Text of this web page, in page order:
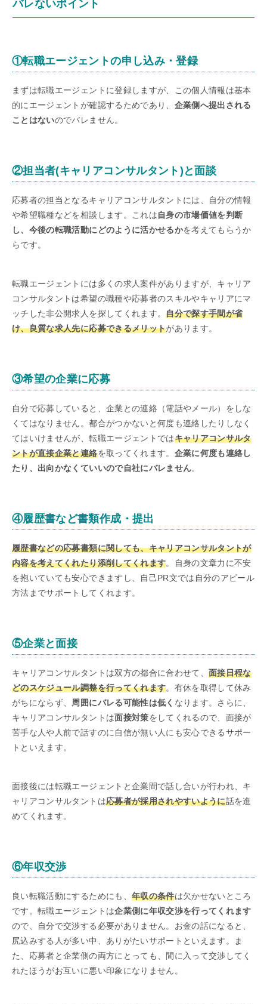
バレないポイント
①転職エージェントの申し込み・登録
まずは転職エージェントに登録しますが、この個人情報は基本
的にエージェントが確認するためであり、 企業側へ提出される
ことはないのでバレません。
②担当者(キャリアコンサルタント)と面談
応募者の担当となるキャリアコンサルタントには、自分の情報
や希望職種などを相談します。これは自身の市場価値を判断
し、今後の転職活動にどのように活かせるかを考えてもらうか
らです。
転職エージェントには多くの求人案件がありますが、キャリア
コンサルタントは希望の職種や応募者のスキルやキャリアにマ
ッチした非公開求人を探してくれます。自分で探す手間が省
け、良質な求人先に応募できるメリットがあります。
③希望の企業に応募
自分で応募していると、企業との連絡（電話やメール）をしな
くてはなりません。都合がつかないと何度も連絡したりしなく
てはいけませんが、転職エージェントではキャリアコンサルタ
ントが直接企業と連絡を取ってくれます。 企業に何度も連絡し
たり、出向かなくていいので自社にバレません。
④履歴書など書類作成・提出
履歴書などの応募書類に関しても、キャリアコンサルタントが
内容を考えてくれたり添削してくれます。自身の文章力に不安
を抱いていても安心できますし、自己PR文では自分のアピール
方法までサポートしてくれます。
⑤企業と面接
キャリアコンサルタントは双方の都合に合わせて、面接日程な
どのスケジュール調整を行ってくれます。有休を取得して休み
がちにならず、 周囲にバレる可能性は低く なります。さらに、
キャリアコンサルタントは面接対策をしてくれるので、面接が
苦手な人や人前で話すのに自信が無い人にも安心できるサポー
トといえます。
面接後には転職エージェントと企業間で話し合いが行われ、キ
ャリアコンサルタントは応募者が採用されやすいように話を進
めてくれます。
⑥年収交渉
良い転職活動にするためにも、 年収の条件は欠かせないところ
です。転職エージェントは企業側に年収交渉を行ってくれます
ので、自分で交渉する必要がありません。お金の話になると、
尻込みする人が多い中、ありがたいサポートといえます。ま
た、応募者と企業側の両方にとっても、間に入って交渉してく
れたほうがお互いに悪い印象になりません。